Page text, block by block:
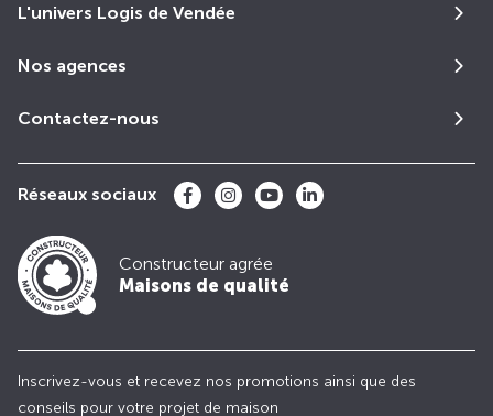
L'univers Logis de Vendée
Nos agences
Contactez-nous
Réseaux sociaux
Constructeur agrée
Maisons de qualité
Inscrivez-vous et recevez nos promotions ainsi que des
conseils pour votre projet de maison